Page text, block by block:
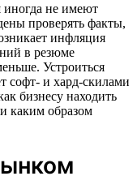
иногда не имеют
проверять факты,
инфляция
в резюме
Устроиться
софт- и хард-скилами
бизнесу находить
каким образом